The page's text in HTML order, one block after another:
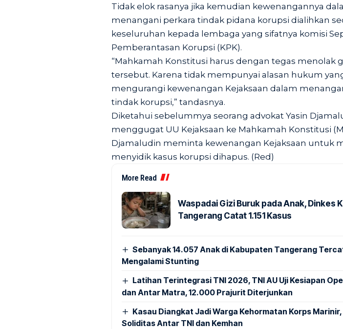
Tidak elok rasanya jika kemudian kewenangannya
menangani perkara tindak pidana korupsi dialihkan
keseluruhan kepada lembaga yang sifatnya komisi
Pemberantasan Korupsi (KPK).
“Mahkamah Konstitusi harus dengan tegas menolak
tersebut. Karena tidak mempunyai alasan hukum
mengurangi kewenangan Kejaksaan dalam
tindak korupsi,” tandasnya.
Diketahui sebelummya seorang advokat Yasin
menggugat UU Kejaksaan ke Mahkamah Konstitusi
Djamaludin meminta kewenangan Kejaksaan untuk
menyidik kasus korupsi dihapus. (Red)
More Read
Waspadai Gizi Buruk pada Anak, Dinkes
Tangerang Catat 1.151 Kasus
Sebanyak 14.057 Anak di Kabupaten Tangerang
Mengalami Stunting
Latihan Terintegrasi TNI 2026, TNI AU Uji Kesiapan
dan Antar Matra, 12.000 Prajurit Diterjunkan
Kasau Diangkat Jadi Warga Kehormatan Korps
Soliditas Antar TNI dan Kemhan